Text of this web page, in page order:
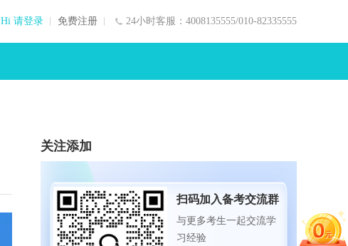
24小时客服：4008135555/010-82335555
Hi 请登录 免费注册
关注添加
扫码加入备考交流群
与更多考生一起交流学
习经验